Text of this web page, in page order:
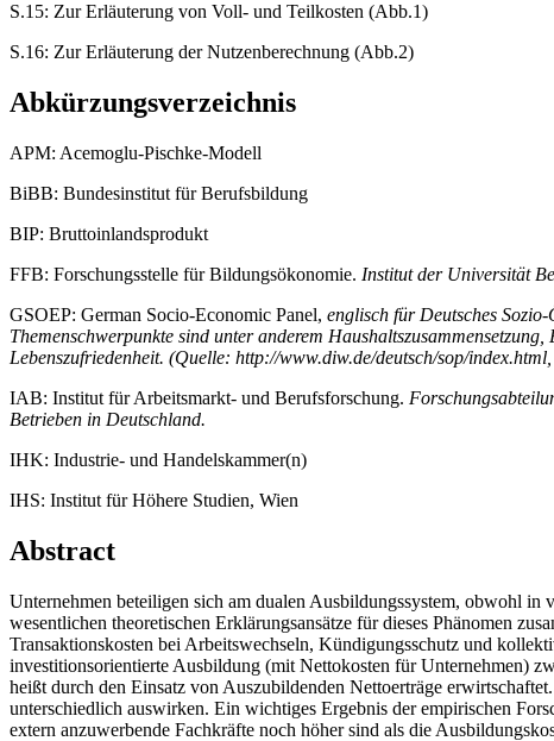
S.15: Zur Erläuterung von Voll- und Teilkosten (Abb.1)
S.16: Zur Erläuterung der Nutzenberechnung (Abb.2)
Abkürzungsverzeichnis
APM: Acemoglu-Pischke-Modell
BiBB: Bundesinstitut für Berufsbildung
BIP: Bruttoinlandsprodukt
FFB: Forschungsstelle für Bildungsökonomie. Institut der Universität
GSOEP: German Socio-Economic Panel, englisch für Deutsches
Themenschwerpunkte sind unter anderem
Lebenszufriedenheit. (Quelle: http://www.diw.de/deutsch/sop/
IAB: Institut für Arbeitsmarkt- und Berufsforschung.
Betrieben in Deutschland.
IHK: Industrie- und Handelskammer(n)
IHS: Institut für Höhere Studien, Wien
Abstract
Unternehmen beteiligen sich am dualen Ausbildungssystem, obwohl
wesentlichen theoretischen Erklärungsansätze für dieses Phänomen
Transaktionskosten bei Arbeitswechseln, Kündigungsschutz und
investitionsorientierte Ausbildung (mit Nettokosten für Unternehmen)
heißt durch den Einsatz von Auszubildenden Nettoerträge
unterschiedlich auswirken. Ein wichtiges Ergebnis der empirischen
extern anzuwerbende Fachkräfte noch höher sind als die